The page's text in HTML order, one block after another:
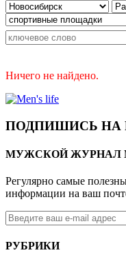
Ничего не найдено.
ПОДПИШИСЬ НА
МУЖСКОЙ ЖУРНАЛ
Регулярно самые
информации на ваш
РУБРИКИ